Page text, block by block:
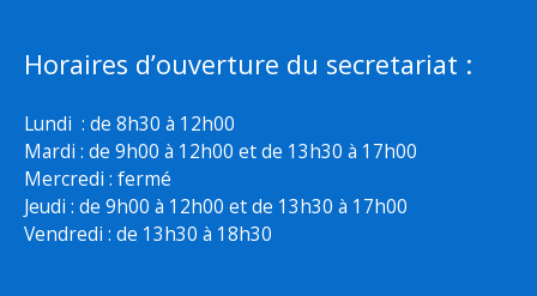
Horaires d’ouverture du secretariat :
Lundi : de 8h30 à 12h00
Mardi : de 9h00 à 12h00 et de 13h30 à 17h00
Mercredi : fermé
Jeudi : de 9h00 à 12h00 et de 13h30 à 17h00
Vendredi : de 13h30 à 18h30